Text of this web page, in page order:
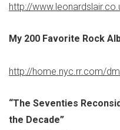
http://
My 200 Favorite Rock
http://home.nyc.rr.com/
“The Seventies
the Decade”